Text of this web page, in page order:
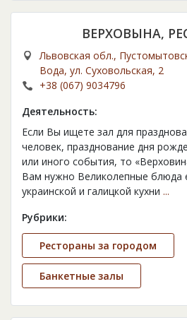
ВЕРХОВЫНА,
Львовская обл.,
Вода, ул. Суховольская, 2
+38 (067) 9034796
Деятельность:
Если Вы ищете зал для
человек, празднование дня
или иного события, то
Вам нужно Великолепные блюда
украинской и галицкой кухни ...
Рубрики:
Рестораны за городом
Банкетные залы